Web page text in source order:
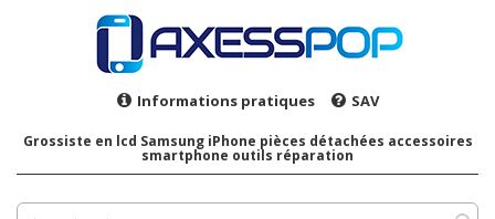
Informations pratiques SAV
Grossiste en lcd Samsung iPhone pièces détachées accessoires
smartphone outils réparation